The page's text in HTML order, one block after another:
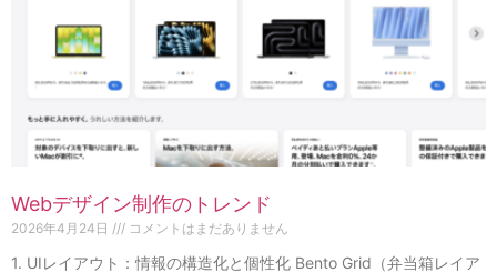
Webデザイン制作のトレンド
2026年4月24日 コメントはまだありません
1. UIレイアウト：情報の構造化と個性化 Bento Grid（弁当箱レイア